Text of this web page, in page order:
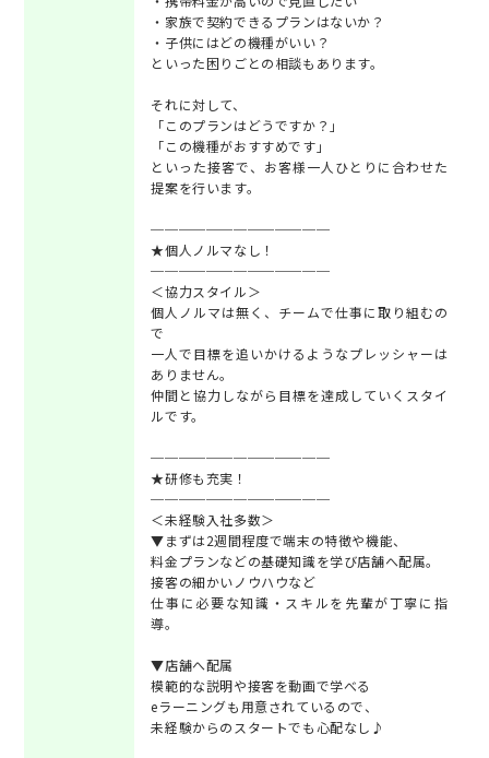
・家族で契約できるプランはないか？
・子供にはどの機種がいい？
といった困りごとの相談もあります。
それに対して、
「このプランはどうですか？」
「この機種がおすすめです」
といった接客で、お客様一人ひとりに合わせた
提案を行います。
─────────────
★個人ノルマなし！
─────────────
＜協力スタイル＞
個人ノルマは無く、チームで仕事に取り組むの
で
一人で目標を追いかけるようなプレッシャーは
ありません。
仲間と協力しながら目標を達成していくスタイ
ルです。
─────────────
★研修も充実！
─────────────
＜未経験入社多数＞
▼まずは2週間程度で端末の特徴や機能、
料金プランなどの基礎知識を学び店舗へ配属。
接客の細かいノウハウなど
仕事に必要な知識・スキルを先輩が丁寧に指
導。
▼店舗へ配属
模範的な説明や接客を動画で学べる
eラーニングも用意されているので、
未経験からのスタートでも心配なし♪